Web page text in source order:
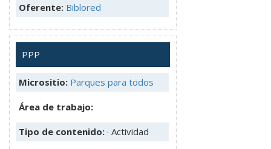
Oferente: Biblored
PPP
Micrositio: Parques para todos
Área de trabajo:
Tipo de contenido: · Actividad